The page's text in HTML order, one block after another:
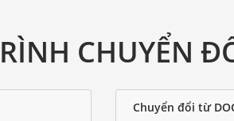
CHUYỂN
Chuyển đổi từ